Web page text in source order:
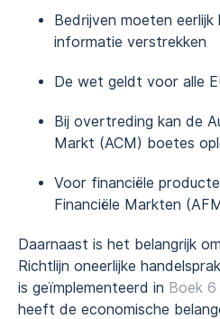
Bedrijven moeten
informatie verstrekken
De wet geldt voor alle
Bij overtreding kan de
Markt (ACM) boetes
Voor financiële
Financiële Markten
Daarnaast is het belangrijk
Richtlijn oneerlijke
is geïmplementeerd in Boek
heeft de economische